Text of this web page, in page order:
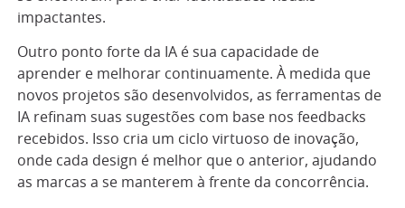
impactantes.
Outro ponto forte da IA é sua capacidade de
aprender e melhorar continuamente. À medida que
novos projetos são desenvolvidos, as ferramentas de
IA refinam suas sugestões com base nos feedbacks
recebidos. Isso cria um ciclo virtuoso de inovação,
onde cada design é melhor que o anterior, ajudando
as marcas a se manterem à frente da concorrência.